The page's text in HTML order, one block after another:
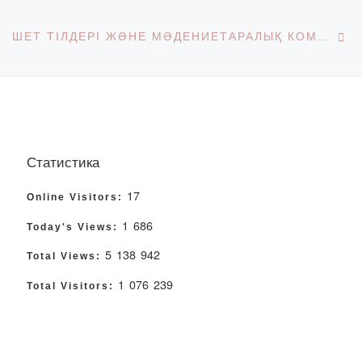
Статистика
Online Visitors: 17
Today's Views: 1 686
Total Views: 5 138 942
Total Visitors: 1 076 239